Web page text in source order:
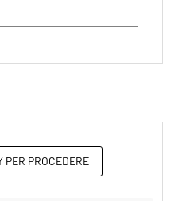
PER PROCEDERE